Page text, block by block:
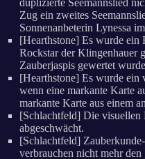
duplizierte Seemannslied
Zug ein zweites
Sonnenanbeterin Lynessa
[Hearthstone] Es wurde ein
Rockstar der Klingenhauer
Zauberjaspis gewertet
[Hearthstone] Es wurde ein
wenn eine markante Karte
markante Karte aus einem
[Schlachtfeld] Die visuellen
abgeschwächt.
[Schlachtfeld]
verbrauchen nicht mehr